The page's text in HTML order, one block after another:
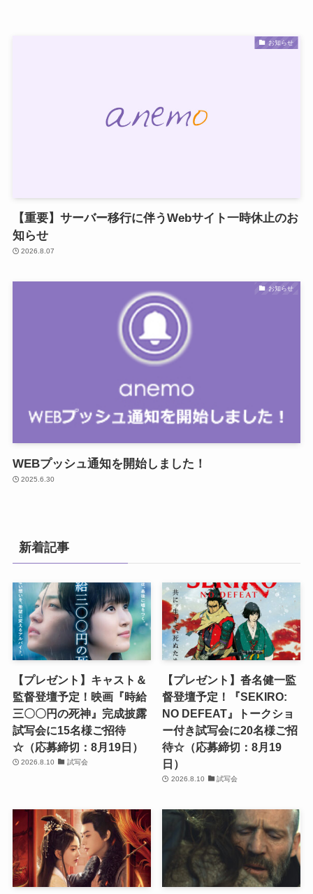
お知らせ
【重要】サーバー移行に伴うWebサイト一時休止のお
知らせ
2026.8.07
お知らせ
WEBプッシュ通知を開始しました！
2025.6.30
新着記事
【プレゼント】キャスト＆
監督登壇予定！映画『時給
三〇〇円の死神』完成披露
試写会に15名様ご招待
☆（応募締切：8月19日）
2026.8.10 試写会
【プレゼント】沓名健一監
督登壇予定！『SEKIRO:
NO DEFEAT』トークショ
ー付き試写会に20名様ご招
待☆（応募締切：8月19
日）
2026.8.10 試写会